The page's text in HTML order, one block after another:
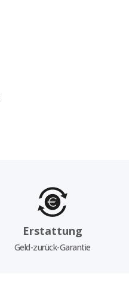
Erstattung
Geld-zurück-Garantie